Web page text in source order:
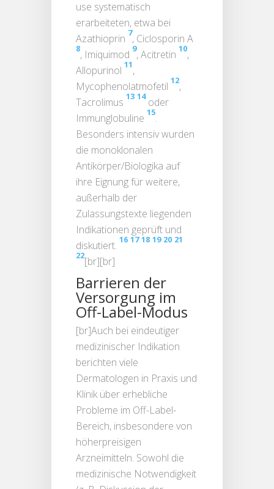
use systematisch
erarbeiteten, etwa bei
Azathioprin 7, Ciclosporin A
8, Imiquimod 9, Acitretin 10,
Allopurinol 11,
Mycophenolatmofetil 12,
Tacrolimus 13 14oder
Immunglobuline 15.
Besonders intensiv wurden
die monoklonalen
Antikörper/Biologika auf
ihre Eignung für weitere,
außerhalb der
Zulassungstexte liegenden
Indikationen geprüft und
diskutiert. 16 17 18 19 20 21
22[br][br]
Barrieren der
Versorgung im
Off-Label-Modus
[br]Auch bei eindeutiger
medizinischer Indikation
berichten viele
Dermatologen in Praxis und
Klinik über erhebliche
Probleme im Off-Label-
Bereich, insbesondere von
höherpreisigen
Arzneimitteln. Sowohl die
medizinische Notwendigkeit